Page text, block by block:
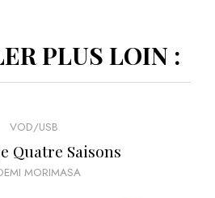
PLUS LOIN :
VOD/USB
Quatre Saisons
MORIMASA